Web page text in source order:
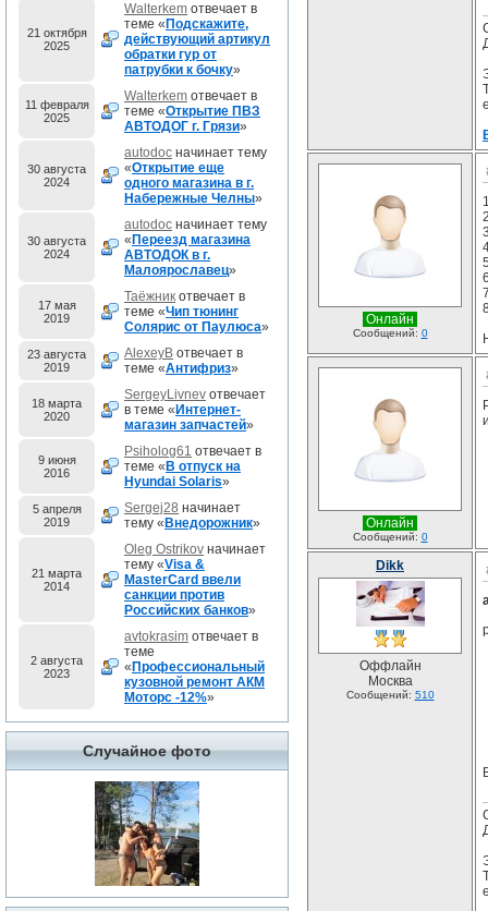
21 октября
2025
Walterkem отвечает в
теме « Подскажите,
действующий артикул
обратки гур от
патрубки к бочку»
11 февраля
2025
Walterkem отвечает в
теме «Открытие ПВЗ
АВТОДОГ г. Грязи»
30 августа
2024
autodoc начинает тему
«Открытие еще
одного магазина в г.
Набережные Челны»
30 августа
2024
autodoc начинает тему
« Переезд магазина
АВТОДОК в г.
Малоярославец»
17 мая
2019
Таёжник отвечает в
теме «Чип тюнинг
Солярис от Паулюса»
23 августа
2019
AlexeyB отвечает в
теме «Антифриз»
18 марта
2020
SergeyLivnev отвечает
в теме « Интернет-
магазин запчастей»
9 июня
2016
Psiholog61 отвечает в
теме « В отпуск на
Hyundai Solaris»
5 апреля
2019
Sergej28 начинает
тему « Внедорожник»
21 марта
2014
Oleg Ostrikov начинает
тему «Visa &
MasterCard ввели
санкции против
Российских банков»
2 августа
2023
avtokrasim отвечает в
теме
« Профессиональный
кузовной ремонт АКМ
Моторс -12%»
Случайное фото
Онлайн
Сообщений: 0
Онлайн
Сообщений: 0
Dikk
Оффлайн
Москва
Сообщений: 510